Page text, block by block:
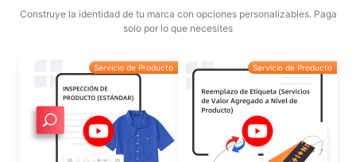
Construye la identidad de tu marca con opciones personalizables. Paga
solo por lo que necesites
Servicio de Producto Servicio de Producto